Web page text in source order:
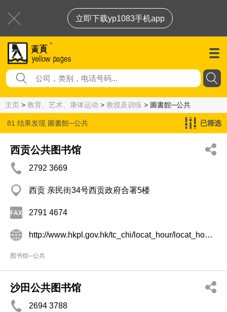
立即下载yp1083手机app
主页 > 教育、艺术、康体运动 > 教授及训练 > 圖書館─公共
81 结果发现 圖書館─公共 已筛选
西贡公共图书馆
2792 3669
西贡 亲民街34号西贡政府合署5楼
2791 4674
http://www.hkpl.gov.hk/tc_chi/locat_hour/locat_hour_ll/locat_hour_ll_ntr/library_58.html
图书馆─公共
沙田公共图书馆
2694 3788